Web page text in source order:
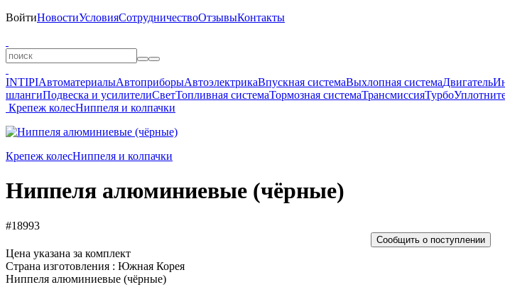
ВойтиНовостиУсловияСотрудничествоОтзывыКонтакты
INTIPIАвтоматериалыАвтоприборыАвтоэлектрикаВпускная системаВыхлопная системаДвигатель
шлангиПодвеска и усилителиСветТопливная системаТормозная системаТрансмиссияТурбо
Крепеж колесНиппеля и колпачки
Крепеж колесНиппеля и колпачки
Ниппеля алюминиевые (чёрные)
#18993
Сообщить о поступлении
Цена указана за комплект
Страна изготовления : Южная Корея
Ниппеля алюминиевые (чёрные)